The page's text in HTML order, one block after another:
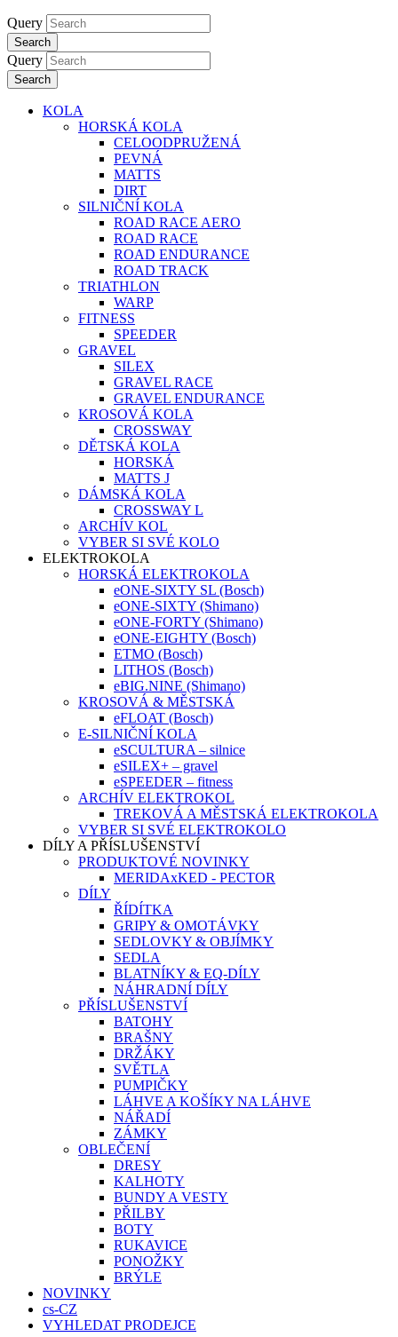
Query
Search
Query
Search
KOLA
HORSKÁ KOLA
CELOODPRUŽENÁ
PEVNÁ
MATTS
DIRT
SILNIČNÍ KOLA
ROAD RACE AERO
ROAD RACE
ROAD ENDURANCE
ROAD TRACK
TRIATHLON
WARP
FITNESS
SPEEDER
GRAVEL
SILEX
GRAVEL RACE
GRAVEL ENDURANCE
KROSOVÁ KOLA
CROSSWAY
DĚTSKÁ KOLA
HORSKÁ
MATTS J
DÁMSKÁ KOLA
CROSSWAY L
ARCHÍV KOL
VYBER SI SVÉ KOLO
ELEKTROKOLA
HORSKÁ ELEKTROKOLA
eONE-SIXTY SL (Bosch)
eONE-SIXTY (Shimano)
eONE-FORTY (Shimano)
eONE-EIGHTY (Bosch)
ETMO (Bosch)
LITHOS (Bosch)
eBIG.NINE (Shimano)
KROSOVÁ & MĚSTSKÁ
eFLOAT (Bosch)
E-SILNIČNÍ KOLA
eSCULTURA – silnice
eSILEX+ – gravel
eSPEEDER – fitness
ARCHÍV ELEKTROKOL
TREKOVÁ A MĚSTSKÁ ELEKTROKOLA
VYBER SI SVÉ ELEKTROKOLO
DÍLY A PŘÍSLUŠENSTVÍ
PRODUKTOVÉ NOVINKY
MERIDAxKED - PECTOR
DÍLY
ŘÍDÍTKA
GRIPY & OMOTÁVKY
SEDLOVKY & OBJÍMKY
SEDLA
BLATNÍKY & EQ-DÍLY
NÁHRADNÍ DÍLY
PŘÍSLUŠENSTVÍ
BATOHY
BRAŠNY
DRŽÁKY
SVĚTLA
PUMPIČKY
LÁHVE A KOŠÍKY NA LÁHVE
NÁŘADÍ
ZÁMKY
OBLEČENÍ
DRESY
KALHOTY
BUNDY A VESTY
PŘILBY
BOTY
RUKAVICE
PONOŽKY
BRÝLE
NOVINKY
cs-CZ
VYHLEDAT PRODEJCE